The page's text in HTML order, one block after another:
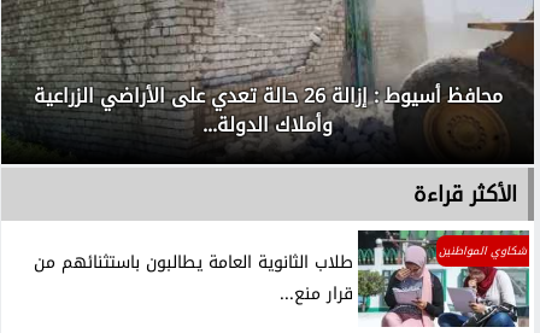
محافظ أسيوط : إزالة 26 حالة تعدي على الأراضي الزراعية
وأملاك الدولة...
الأكثر قراءة
شكاوي المواطنين
طلاب الثانوية العامة يطالبون باستثنائهم من
قرار منع...